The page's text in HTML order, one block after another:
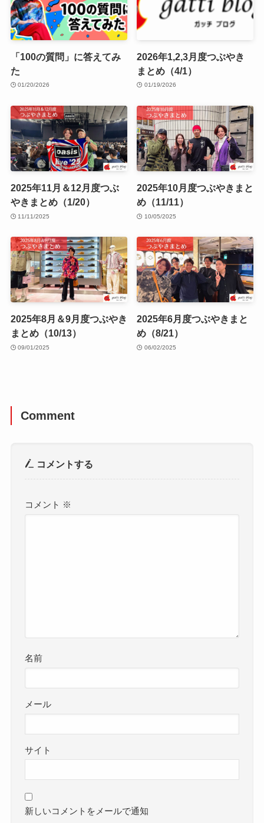
「100の質問」に答えてみ
た
01/20/2026
2026年1,2,3月度つぶやき
まとめ（4/1）
01/19/2026
2025年11月＆12月度つぶ
やきまとめ（1/20）
11/11/2025
2025年10月度つぶやきまと
め（11/11）
10/05/2025
2025年8月＆9月度つぶやき
まとめ（10/13）
09/01/2025
2025年6月度つぶやきまと
め（8/21）
06/02/2025
Comment
コメントする
コメント ※
名前
メール
サイト
新しいコメントをメールで通知